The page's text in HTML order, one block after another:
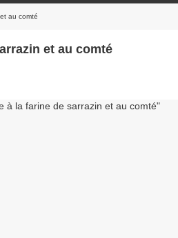
au comté
et au comté